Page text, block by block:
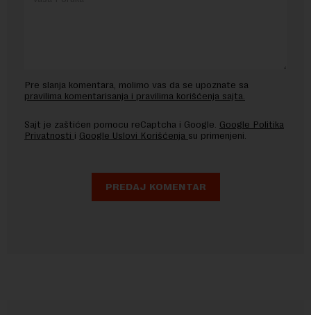
Pre slanja komentara, molimo vas da se upoznate sa
pravilima komentarisanja i pravilima korišćenja sajta.
Sajt je zaštićen pomocu reCaptcha i Google. Google Politika
Privatnosti i Google Uslovi Korišćenja su primenjeni.